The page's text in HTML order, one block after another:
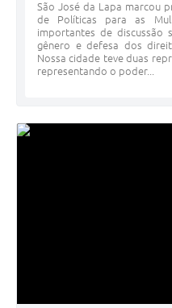
São José da Lapa marcou
de Políticas para as
importantes de discussão
gênero e defesa dos
Nossa cidade teve duas
representando o poder...